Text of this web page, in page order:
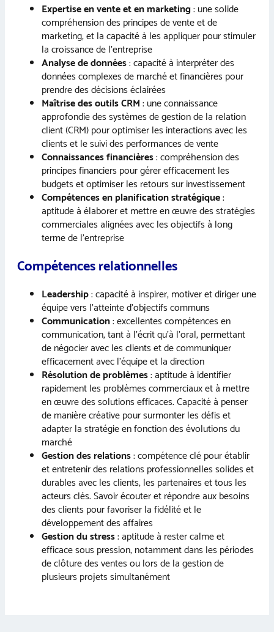
Expertise en vente et en marketing: une solide
compréhension des principes de vente et de
marketing, et la capacité à les appliquer pour stimuler
la croissance de l’entreprise
Analyse de données: capacité à interpréter des
données complexes de marché et financières pour
prendre des décisions éclairées
Maîtrise des outils CRM: une connaissance
approfondie des systèmes de gestion de la relation
client (CRM) pour optimiser les interactions avec les
clients et le suivi des performances de vente
Connaissances financières: compréhension des
principes financiers pour gérer efficacement les
budgets et optimiser les retours sur investissement
Compétences en planification stratégique:
aptitude à élaborer et mettre en œuvre des stratégies
commerciales alignées avec les objectifs à long
terme de l’entreprise
Compétences relationnelles
Leadership: capacité à inspirer, motiver et diriger une
équipe vers l’atteinte d’objectifs communs
Communication: excellentes compétences en
communication, tant à l’écrit qu’à l’oral, permettant
de négocier avec les clients et de communiquer
efficacement avec l’équipe et la direction
Résolution de problèmes: aptitude à identifier
rapidement les problèmes commerciaux et à mettre
en œuvre des solutions efficaces. Capacité à penser
de manière créative pour surmonter les défis et
adapter la stratégie en fonction des évolutions du
marché
Gestion des relations: compétence clé pour établir
et entretenir des relations professionnelles solides et
durables avec les clients, les partenaires et tous les
acteurs clés. Savoir écouter et répondre aux besoins
des clients pour favoriser la fidélité et le
développement des affaires
Gestion du stress: aptitude à rester calme et
efficace sous pression, notamment dans les périodes
de clôture des ventes ou lors de la gestion de
plusieurs projets simultanément